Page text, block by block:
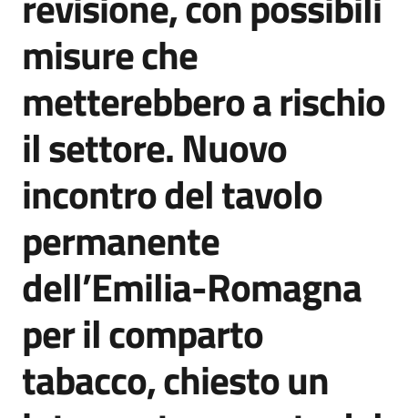
misure che
metterebbero a rischio
il settore. Nuovo
incontro del tavolo
permanente
dell’Emilia-Romagna
per il comparto
tabacco, chiesto un